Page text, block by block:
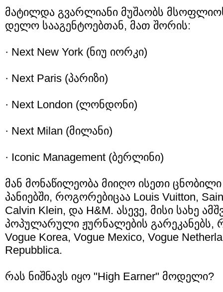
მა­ტილ­და გვარ­ლი­ა­ნი მუ­შა­ობს
დე­ლო სა­ა­გენ­ტო­ებ­თან, მათ შო­რის:
· Next New York (ნიუ იორ­კი)
· Next Paris (პა­რი­ზი)
· Next London (ლონ­დო­ნი)
· Next Milan (მი­ლა­ნი)
· Iconic Management (ბერ­ლი­ნი)
მან მო­ნა­წი­ლე­ო­ბა მი­ი­ღო ისე­თი
პა­ნი­ებ­ში, რო­გო­რე­ბი­ცაა Louis Vuitton,
Calvin Klein, და H&M. ასე­ვე, მისი სახე
პო­პუ­ლა­რუ­ლი ჟურ­ნა­ლე­ბის გა­რე­კა­ნებს,
Vogue Korea, Vogue Mexico, Vogue
Repubblica.
რას ნიშ­ნავს იყო "High Earner" მო­დე­ლი?